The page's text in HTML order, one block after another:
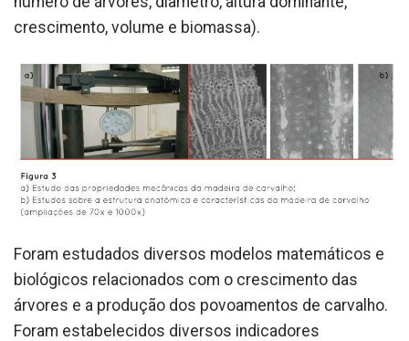
crescimento, volume e biomassa).
Foram estudados diversos modelos matemáticos e
biológicos relacionados com o crescimento das
árvores e a produção dos povoamentos de carvalho.
Foram estabelecidos diversos indicadores